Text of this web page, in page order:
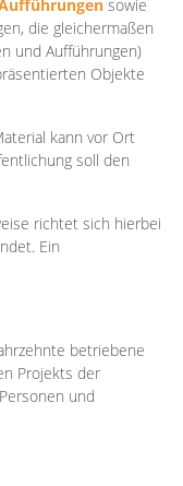
sowie
die gleichermaßen
und Aufführungen)
Objekte
kann vor Ort
soll den
richtet sich hierbei
Ein
betriebene
Projekts der
und